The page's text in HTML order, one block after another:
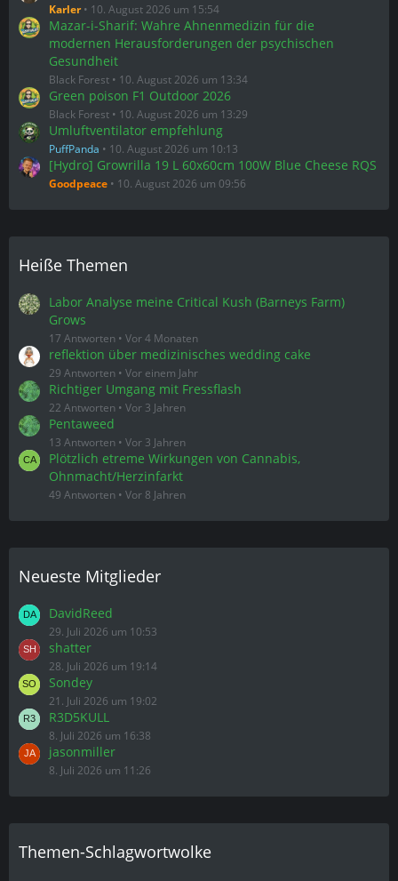
Karler 10. August 2026 um 15:54
Mazar-i-Sharif: Wahre Ahnenmedizin für die
modernen Herausforderungen der psychischen
Gesundheit
Black Forest 10. August 2026 um 13:34
Green poison F1 Outdoor 2026
Black Forest 10. August 2026 um 13:29
Umluftventilator empfehlung
PuffPanda 10. August 2026 um 10:13
[Hydro] Growrilla 19 L 60x60cm 100W Blue Cheese RQS
Goodpeace 10. August 2026 um 09:56
Heiße Themen
Labor Analyse meine Critical Kush (Barneys Farm)
Grows
17 Antworten Vor 4 Monaten
reflektion über medizinisches wedding cake
29 Antworten Vor einem Jahr
Richtiger Umgang mit Fressflash
22 Antworten Vor 3 Jahren
Pentaweed
13 Antworten Vor 3 Jahren
Plötzlich etreme Wirkungen von Cannabis,
Ohnmacht/Herzinfarkt
49 Antworten Vor 8 Jahren
Neueste Mitglieder
DavidReed
29. Juli 2026 um 10:53
shatter
28. Juli 2026 um 19:14
Sondey
21. Juli 2026 um 19:02
R3D5KULL
8. Juli 2026 um 16:38
jasonmiller
8. Juli 2026 um 11:26
Themen-Schlagwortwolke